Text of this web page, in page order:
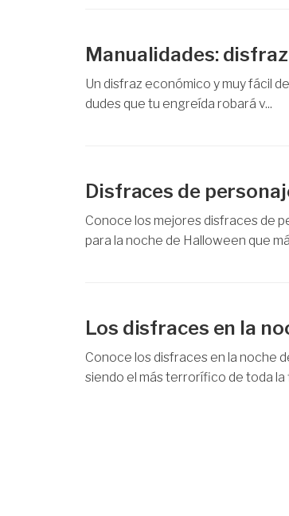
Manualidades:
Un disfraz económico y muy fácil
dudes que tu engreída robará v...
Disfraces de
Conoce los mejores disfraces de
para la noche de Halloween que
Los disfraces en la
Conoce los disfraces en la noche
siendo el más terrorífico de toda la